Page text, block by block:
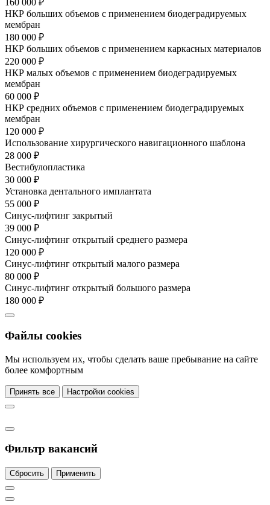
160 000 ₽
НКР больших объемов с применением биодеградируемых
мембран
180 000 ₽
НКР больших объемов с применением каркасных материалов
220 000 ₽
НКР малых объемов с применением биодеградируемых
мембран
60 000 ₽
НКР средних объемов с применением биодеградируемых
мембран
120 000 ₽
Использование хирургического навигационного шаблона
28 000 ₽
Вестибулопластика
30 000 ₽
Установка дентального имплантата
55 000 ₽
Синус-лифтинг закрытый
39 000 ₽
Синус-лифтинг открытый среднего размера
120 000 ₽
Синус-лифтинг открытый малого размера
80 000 ₽
Синус-лифтинг открытый большого размера
180 000 ₽
Файлы cookies
Мы используем их, чтобы сделать ваше пребывание на сайте
более комфортным
Принять все Настройки cookies
Фильтр вакансий
Сбросить Применить